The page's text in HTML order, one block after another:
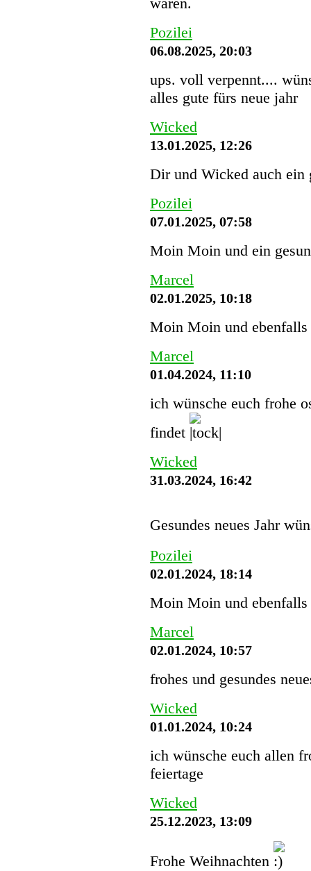
Pozilei
06.08.2025, 20:03
ups. voll verpennt....
alles gute fürs neue jahr
Wicked
13.01.2025, 12:26
Dir und Wicked auch ein
Pozilei
07.01.2025, 07:58
Moin Moin und ein
Marcel
02.01.2025, 10:18
Moin Moin und ebenfalls
Marcel
01.04.2024, 11:10
ich wünsche euch frohe
findet
Wicked
31.03.2024, 16:42
Gesundes neues Jahr
Pozilei
02.01.2024, 18:14
Moin Moin und ebenfalls
Marcel
02.01.2024, 10:57
frohes und gesundes
Wicked
01.01.2024, 10:24
ich wünsche euch allen
feiertage
Wicked
25.12.2023, 13:09
Frohe Weihnachten